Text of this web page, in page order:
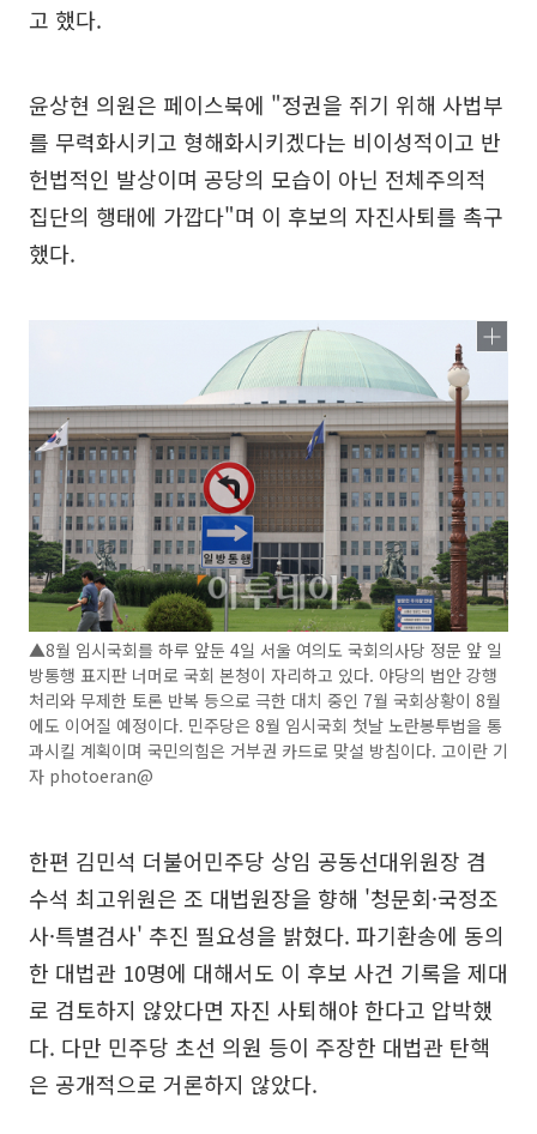
고 했다.
윤상현 의원은 페이스북에 "정권을 쥐기 위해 사법부
를 무력화시키고 형해화시키겠다는 비이성적이고 반
헌법적인 발상이며 공당의 모습이 아닌 전체주의적
집단의 행태에 가깝다"며 이 후보의 자진사퇴를 촉구
했다.
▲8월 임시국회를 하루 앞둔 4일 서울 여의도 국회의사당 정문 앞 일
방통행 표지판 너머로 국회 본청이 자리하고 있다. 야당의 법안 강행
처리와 무제한 토론 반복 등으로 극한 대치 중인 7월 국회상황이 8월
에도 이어질 예정이다. 민주당은 8월 임시국회 첫날 노란봉투법을 통
과시킬 계획이며 국민의힘은 거부권 카드로 맞설 방침이다. 고이란 기
자 photoeran@
한편 김민석 더불어민주당 상임 공동선대위원장 겸
수석 최고위원은 조 대법원장을 향해 '청문회·국정조
사·특별검사' 추진 필요성을 밝혔다. 파기환송에 동의
한 대법관 10명에 대해서도 이 후보 사건 기록을 제대
로 검토하지 않았다면 자진 사퇴해야 한다고 압박했
다. 다만 민주당 초선 의원 등이 주장한 대법관 탄핵
은 공개적으로 거론하지 않았다.